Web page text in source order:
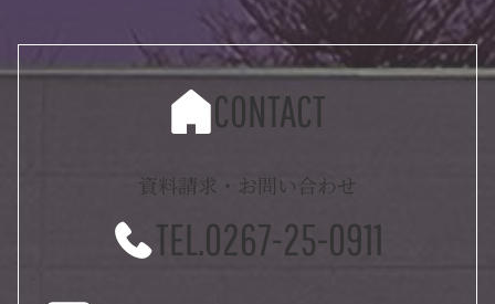
CONTACT
資料請求・お問い合わせ
TEL.0267-25-0911